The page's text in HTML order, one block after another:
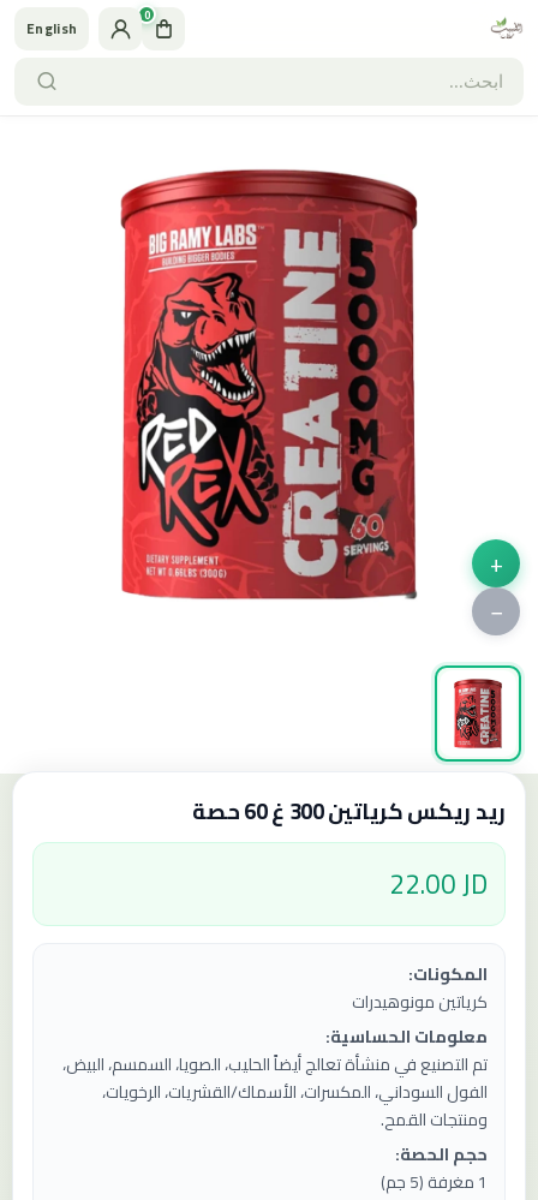
0
English
+
−
ريد ريكس كرياتين 300 غ 60 حصة
22.00 JD
المكونات:
كرياتين مونوهيدرات
معلومات الحساسية:
تم التصنيع في منشأة تعالج أيضاً الحليب، الصويا، السمسم، البيض،
الفول السوداني، المكسرات، الأسماك/القشريات، الرخويات،
ومنتجات القمح.
حجم الحصة:
1 مغرفة (5 جم)